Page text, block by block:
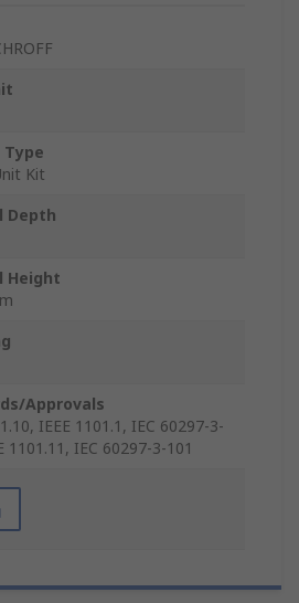
Kit
Depth
Height
Approvals
IEEE 1101.1, IEC 60297-3-
1101.11, IEC 60297-3-101